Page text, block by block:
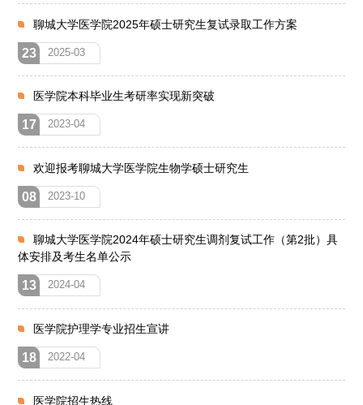
聊城大学医学院2025年硕士研究生复试录取工作方案
23 2025-03
医学院本科毕业生考研率实现新突破
17 2023-04
欢迎报考聊城大学医学院生物学硕士研究生
08 2023-10
聊城大学医学院2024年硕士研究生调剂复试工作（第2批）具
体安排及考生名单公示
13 2024-04
医学院护理学专业招生宣讲
18 2022-04
医学院招生热线